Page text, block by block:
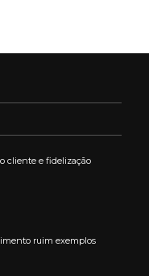
cliente e fidelização
ruim exemplos